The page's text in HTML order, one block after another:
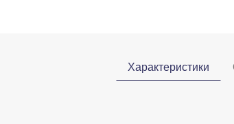
Характеристики